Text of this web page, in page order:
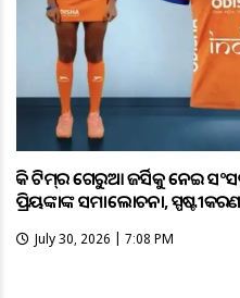
ହକି ଟିମ୍‌ର ଗେରୁଆ ଜର୍ସିକୁ ନେଇ
ପ୍ରିୟଙ୍କାଙ୍କ ସମାଲୋଚନା,
July 30, 2026 | 7:08 PM